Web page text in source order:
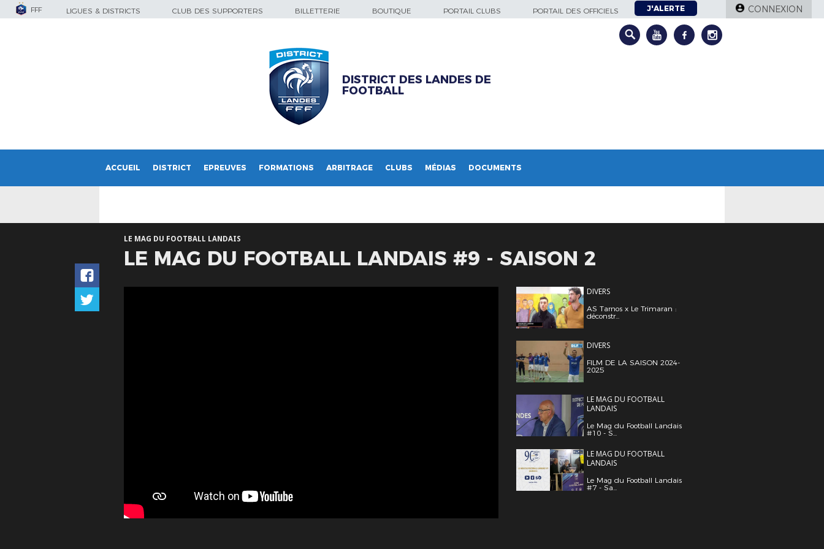
FFF LIGUES & DISTRICTS CLUB DES SUPPORTERS BILLETTERIE BOUTIQUE PORTAIL CLUBS PORTAIL DES OFFICIELS J'ALERTE CONNEXION
DISTRICT DES LANDES DE
FOOTBALL
ACCUEIL DISTRICT EPREUVES FORMATIONS ARBITRAGE CLUBS MÉDIAS DOCUMENTS
LE MAG DU FOOTBALL LANDAIS
LE MAG DU FOOTBALL LANDAIS #9 - SAISON 2
DIVERS
AS Tarnos x Le Trimaran :
déconstr...
DIVERS
FILM DE LA SAISON 2024-
2025
LE MAG DU FOOTBALL
LANDAIS
Le Mag du Football Landais
#10 - S...
LE MAG DU FOOTBALL
LANDAIS
Le Mag du Football Landais
#7 - Sa...